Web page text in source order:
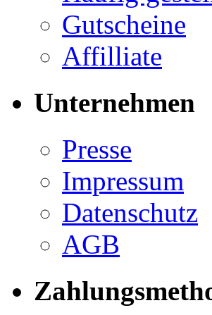
Gutscheine
Affilliate
Unternehmen
Presse
Impressum
Datenschutz
AGB